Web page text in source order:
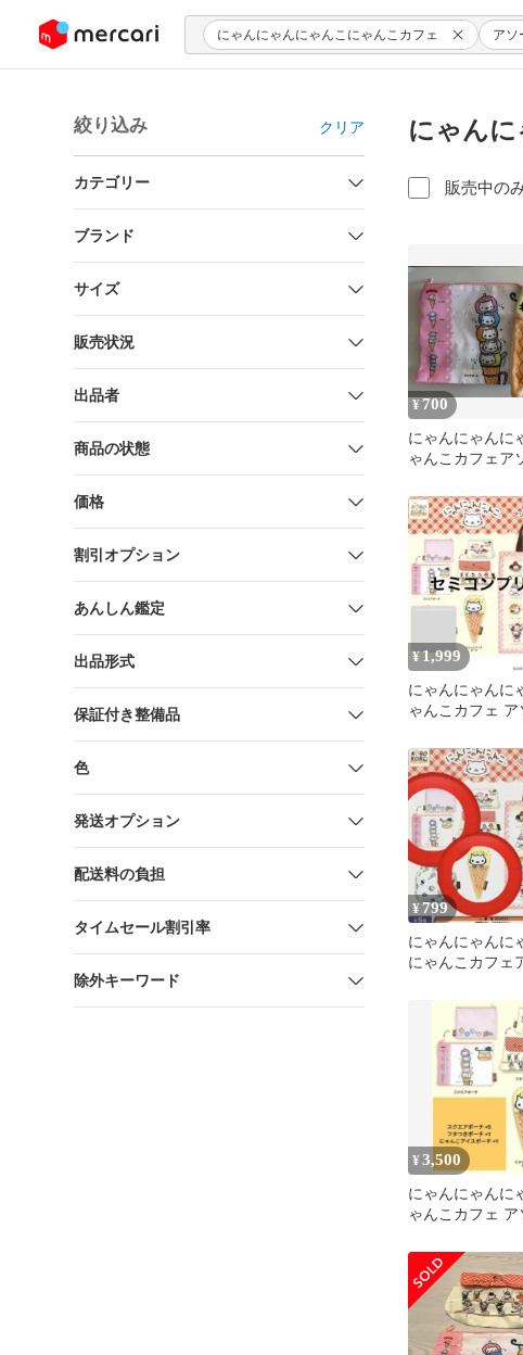
ツにスキップ にゃんにゃんにゃんこにゃんこカフェ アソ
絞り込み クリア
カテゴリー
ブランド
サイズ
販売状況
出品者
商品の状態
価格
割引オプション
あんしん鑑定
出品形式
保証付き整備品
色
発送オプション
配送料の負担
タイムセール割引率
除外キーワード
にゃん
販売中の
¥ 700
にゃんにゃんに
ゃんこカフェア
イ
¥1,999
にゃんにゃんに
ゃんこカフェ ア
¥799
にゃんにゃんに
にゃんこカフェ
¥3,500
にゃんにゃんに
ゃんこカフェ ア